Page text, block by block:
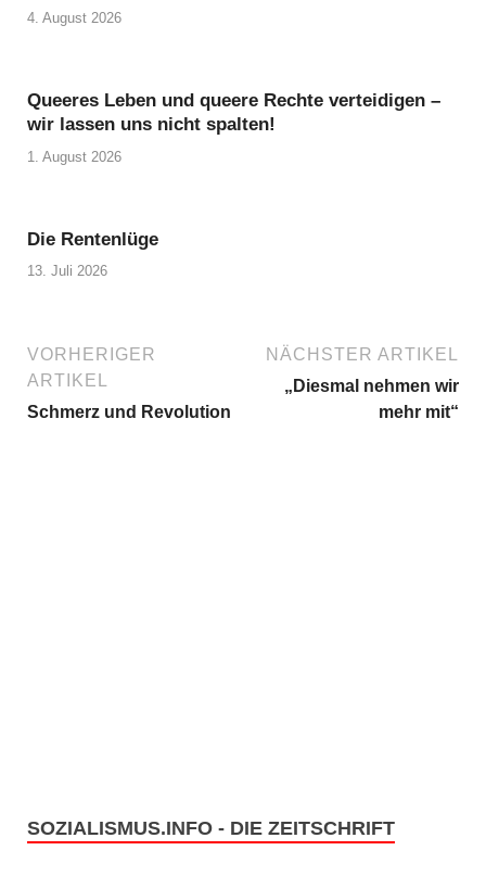
4. August 2026
Queeres Leben und queere Rechte verteidigen –
wir lassen uns nicht spalten!
1. August 2026
Die Rentenlüge
13. Juli 2026
VORHERIGER
ARTIKEL
Schmerz und Revolution
NÄCHSTER ARTIKEL
„Diesmal nehmen wir
mehr mit“
SOZIALISMUS.INFO - DIE ZEITSCHRIFT